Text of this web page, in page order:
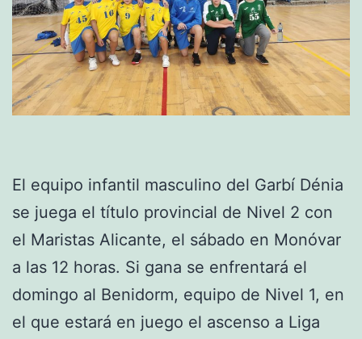
El equipo infantil masculino del Garbí Dénia
se juega el título provincial de Nivel 2 con
el Maristas Alicante, el sábado en Monóvar
a las 12 horas. Si gana se enfrentará el
domingo al Benidorm, equipo de Nivel 1, en
el que estará en juego el ascenso a Liga